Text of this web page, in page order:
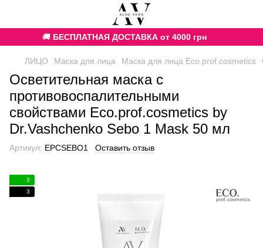
🚚 БЕСПЛАТНАЯ ДОСТАВКА от 4000 грн
ЛИЦО Маска для лица Маска для лица Eco.prof.cosmetics
Осветительная маска с
противовоспалительными
свойствами Eco.prof.cosmetics by
Dr.Vashchenko Sebo 1 Mask 50 мл
Артикул: EPCSEBO1 Оставить отзыв
3
3